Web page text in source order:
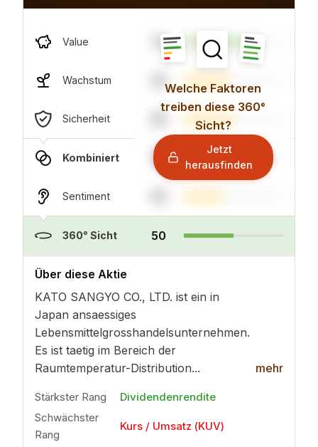
Value 74
Wachstum 45
Sicherheit
Kombiniert 55
Sentiment
360° Sicht 50
Welche Faktoren
treiben diese 360°
Sicht?
Jetzt
herausfinden
Über diese Aktie
KATO SANGYO CO., LTD. ist ein in
Japan ansaessiges
Lebensmittelgrosshandelsunternehmen.
Es ist taetig im Bereich der
Raumtemperatur-Distribution...
mehr
mehr
Stärkster Rang
Dividendenrendite
Schwächster
Rang
Kurs / Umsatz (KUV)